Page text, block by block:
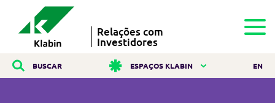
Relações com
Investidores
BUSCAR ESPAÇOS KLABIN EN